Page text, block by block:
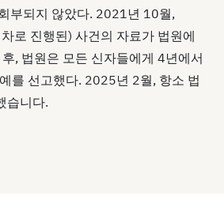
부되지 않았다. 2021년 10월,
로 진행된) 사건의 자료가 법원에
, 법원은 모든 신자들에게 4년에서
를 선고했다. 2025년 2월, 항소 법
습니다.